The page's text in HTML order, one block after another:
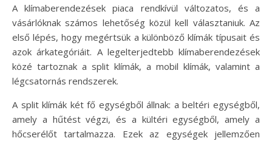
A klímaberendezések piaca rendkívül változatos, és a
vásárlóknak számos lehetőség közül kell választaniuk. Az
első lépés, hogy megértsük a különböző klímák típusait és
azok árkategóriáit. A legelterjedtebb klímaberendezések
közé tartoznak a split klímák, a mobil klímák, valamint a
légcsatornás rendszerek.
A split klímák két fő egységből állnak: a beltéri egységből,
amely a hűtést végzi, és a kültéri egységből, amely a
hőcserélőt tartalmazza. Ezek az egységek jellemzően